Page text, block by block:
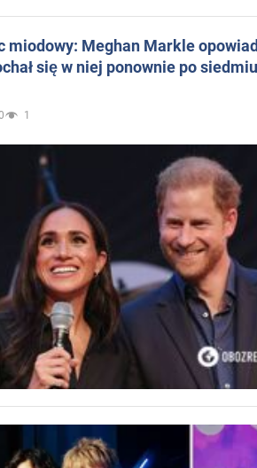
miodowy: Meghan Markle
się w niej ponownie po
1